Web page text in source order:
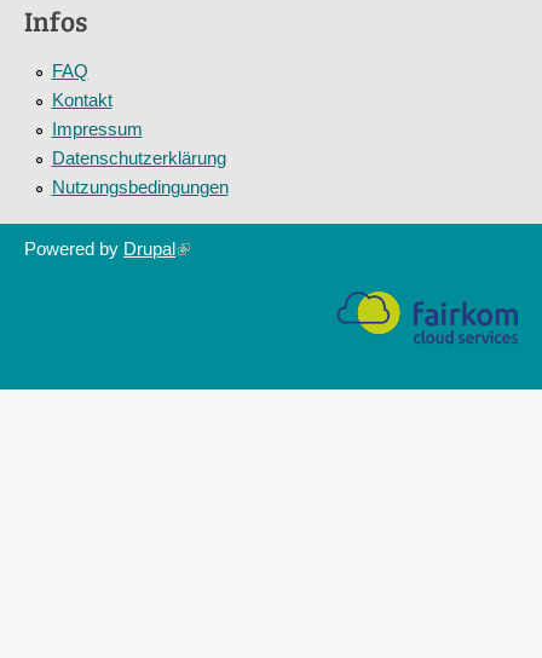
Infos
FAQ
Kontakt
Impressum
Datenschutzerklärung
Nutzungsbedingungen
Powered by Drupal(link